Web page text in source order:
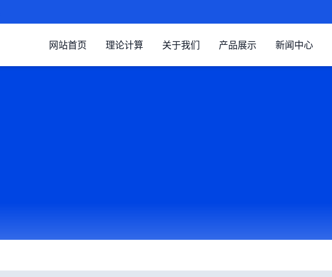
网站首页 理论计算 关于我们 产品展示 新闻中心